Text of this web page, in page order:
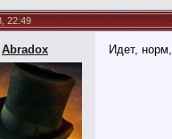
22:49
Abradox Идет,